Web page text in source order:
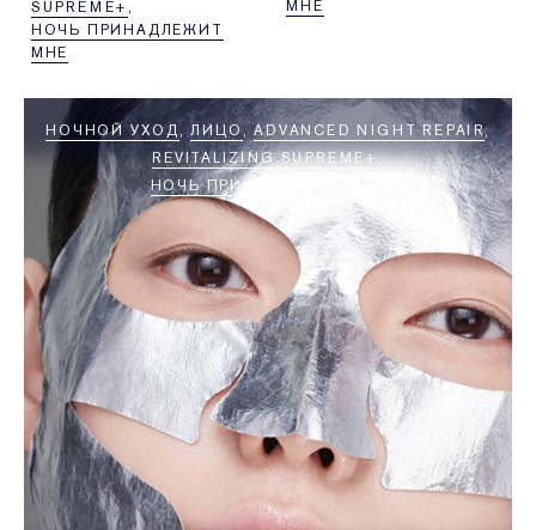
крем Double Wear.
SUPREME+
НОЧЬ ПРИНАДЛЕЖИТ
МНЕ
МНЕ
НОЧНОЙ УХОД ЛИЦО
ADVANCED NIGHT REPAIR
REVITALIZING SUPREME+
НОЧЬ ПРИНАДЛЕЖИТ МНЕ